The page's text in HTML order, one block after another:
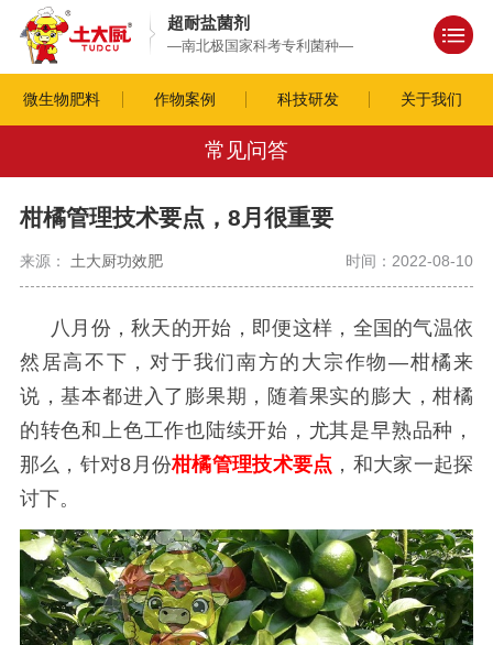
超耐盐菌剂
—南北极国家科考专利菌种—
微生物肥料 作物案例 科技研发 关于我们
常见问答
柑橘管理技术要点，8月很重要
来源： 土大厨功效肥 时间：2022-08-10
八月份，秋天的开始，即便这样，全国的气温依
然居高不下，对于我们南方的大宗作物—柑橘来
说，基本都进入了膨果期，随着果实的膨大，柑橘
的转色和上色工作也陆续开始，尤其是早熟品种，
那么，针对8月份柑橘管理技术要点 ，和大家一起探
讨下。